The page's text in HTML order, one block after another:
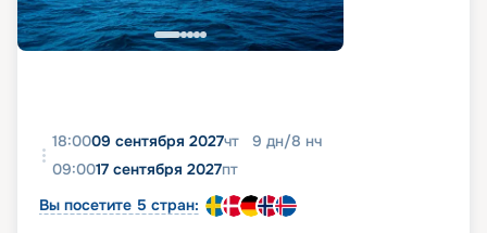
18:0009 сентября 2027чт 9 дн/8 нч
09:0017 сентября 2027пт
Вы посетите 5 стран: